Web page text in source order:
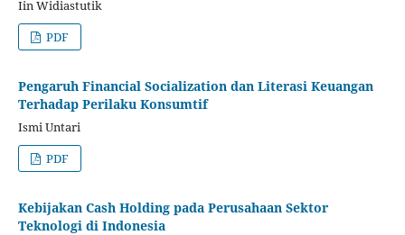
Iin Widiastutik
PDF
Pengaruh Financial Socialization dan Literasi Keuangan
Terhadap Perilaku Konsumtif
Ismi Untari
PDF
Kebijakan Cash Holding pada Perusahaan Sektor
Teknologi di Indonesia